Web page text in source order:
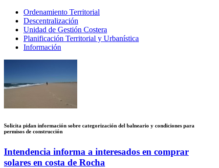
Ordenamiento Territorial
Descentralización
Unidad de Gestión Costera
Planificación Territorial y Urbanística
Información
Solicita pidan información sobre categorización del balneario y condiciones para
permisos de construcción
Intendencia informa a interesados en comprar
solares en costa de Rocha